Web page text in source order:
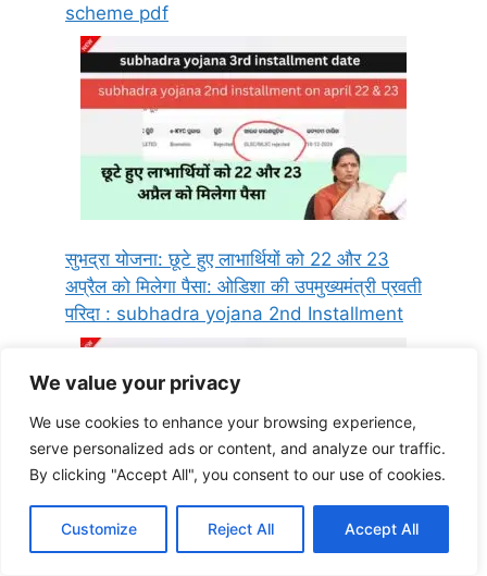
We value your privacy
We use cookies to enhance your browsing experience,
serve personalized ads or content, and analyze our traffic.
By clicking "Accept All", you consent to our use of cookies.
Customize Reject All Accept All
scheme pdf
सुभद्रा योजना: छूटे हुए लाभार्थियों को 22 और 23
अप्रैल को मिलेगा पैसा: ओडिशा की उपमुख्यमंत्री प्रवती
परिदा : subhadra yojana 2nd Installment
what is DLSC/MLSC rejected || Big